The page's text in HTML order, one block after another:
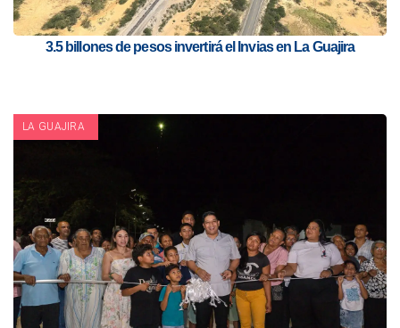
3.5 billones de pesos invertirá el Invias en La Guajira
LA GUAJIRA